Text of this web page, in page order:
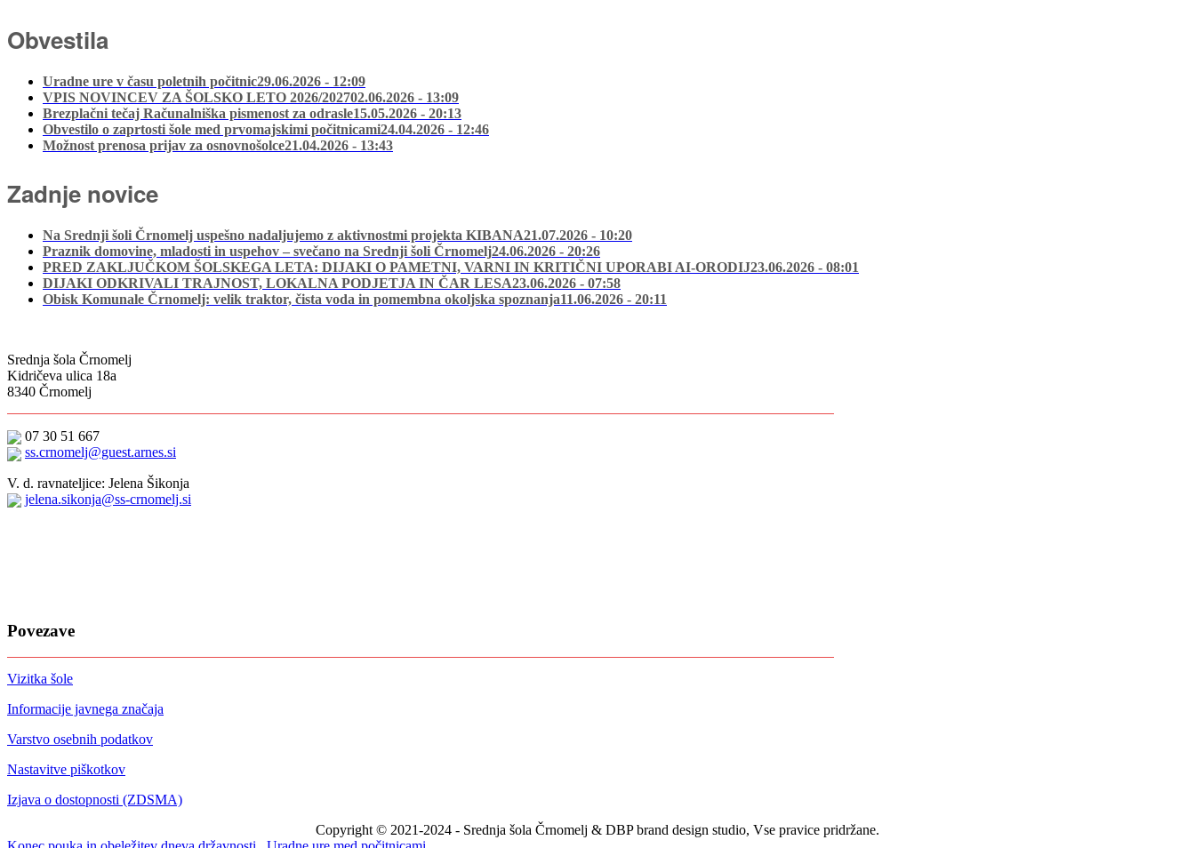
Obvestila
Uradne ure v času poletnih počitnic29.06.2026 - 12:09
VPIS NOVINCEV ZA ŠOLSKO LETO 2026/202702.06.2026 - 13:09
Brezplačni tečaj Računalniška pismenost za odrasle15.05.2026 - 20:13
Obvestilo o zaprtosti šole med prvomajskimi počitnicami24.04.2026 - 12:46
Možnost prenosa prijav za osnovnošolce21.04.2026 - 13:43
Zadnje novice
Na Srednji šoli Črnomelj uspešno nadaljujemo z aktivnostmi projekta KIBANA21.07.2026 - 10:20
Praznik domovine, mladosti in uspehov – svečano na Srednji šoli Črnomelj24.06.2026 - 20:26
PRED ZAKLJUČKOM ŠOLSKEGA LETA: DIJAKI O PAMETNI, VARNI IN KRITIČNI UPORABI AI-ORODIJ23.06.2026 - 08:01
DIJAKI ODKRIVALI TRAJNOST, LOKALNA PODJETJA IN ČAR LESA23.06.2026 - 07:58
Obisk Komunale Črnomelj: velik traktor, čista voda in pomembna okoljska spoznanja11.06.2026 - 20:11
Srednja šola Črnomelj
Kidričeva ulica 18a
8340 Črnomelj
07 30 51 667
ss.crnomelj@guest.arnes.si
V. d. ravnateljice: Jelena Šikonja
jelena.sikonja@ss-crnomelj.si
Povezave
Vizitka šole
Informacije javnega značaja
Varstvo osebnih podatkov
Nastavitve piškotkov
Izjava o dostopnosti (ZDSMA)
Copyright © 2021-2024 - Srednja šola Črnomelj & DBP brand design studio, Vse pravice pridržane.